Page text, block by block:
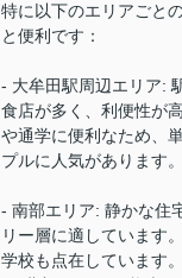
特に以下のエリアごと
と便利です：
- 大牟田駅周辺エリア:
食店が多く、利便性が
や通学に便利なため、
プルに人気があります。
- 南部エリア: 静かな住
リー層に適しています
学校も点在しています。